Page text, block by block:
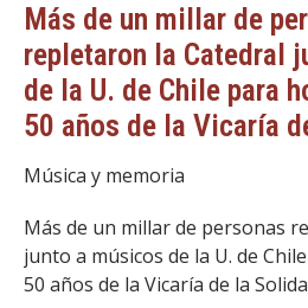
ETAPA
CARRERAS
Más de un millar de
repletaron la Catedral
de la U. de Chile para
50 años de la Vicaría
Música y memoria
Más de un millar de personas
junto a músicos de la U. de
50 años de la Vicaría de la